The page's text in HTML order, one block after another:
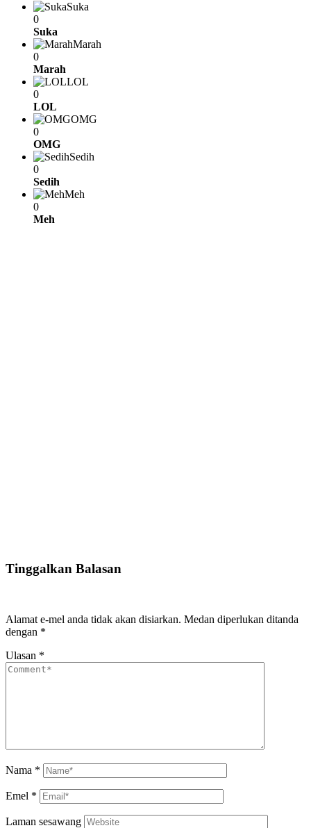
Suka
0
Suka
Marah
0
Marah
LOL
0
LOL
OMG
0
OMG
Sedih
0
Sedih
Meh
0
Meh
Tinggalkan Balasan
Alamat e-mel anda tidak akan disiarkan. Medan diperlukan ditanda
dengan *
Ulasan *
Nama *
Emel *
Laman sesawang